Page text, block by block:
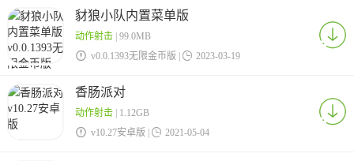
豺狼小队内置菜单版
动作射击| 99.0MB
 v0.0.1393无限金币版 |  2023-03-19
香肠派对
动作射击| 1.12GB
 v10.27安卓版 |  2021-05-04